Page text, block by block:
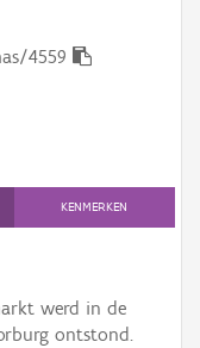
4559
KENMERKEN
werd in de
ontstond.